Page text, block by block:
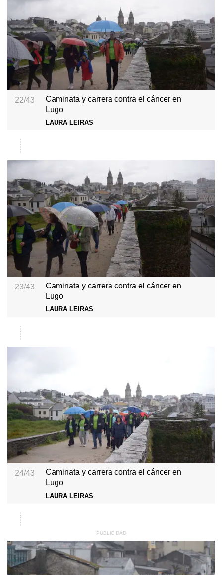
22/43
Caminata y carrera contra el cáncer en
Lugo
LAURA LEIRAS
23/43
Caminata y carrera contra el cáncer en
Lugo
LAURA LEIRAS
24/43
Caminata y carrera contra el cáncer en
Lugo
LAURA LEIRAS